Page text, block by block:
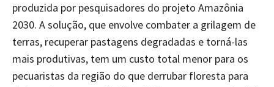
produzida por pesquisadores do projeto Amazônia
2030. A solução, que envolve combater a grilagem de
terras, recuperar pastagens degradadas e torná-las
mais produtivas, tem um custo total menor para os
pecuaristas da região do que derrubar floresta para